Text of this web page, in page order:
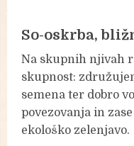
So-oskrba,
Na skupnih njivah
skupnost:
semena ter dobro
povezovanja in
ekološko zelenjavo.